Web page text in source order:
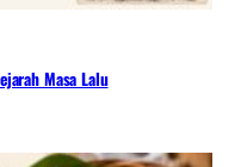
Masa Lalu